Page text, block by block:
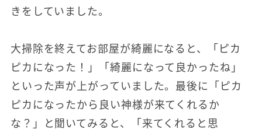
きをしていました。
大掃除を終えてお部屋が綺麗になると、「ピカ
ピカになった！」「綺麗になって良かったね」
といった声が上がっていました。最後に「ピカ
ピカになったから良い神様が来てくれるか
な？」と聞いてみると、「来てくれると思